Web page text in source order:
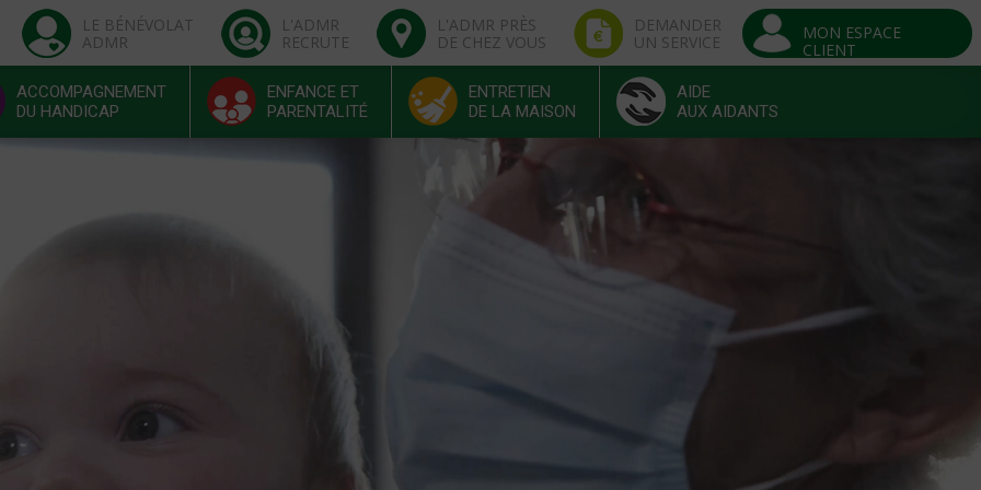
LE BÉNÉVOLAT
ADMR
L'ADMR
RECRUTE
L'ADMR PRÈS
DE CHEZ VOUS
DEMANDER
UN SERVICE
MON ESPACE
CLIENT
ACCOMPAGNEMENT
DU HANDICAP
ENFANCE ET
PARENTALITÉ
ENTRETIEN
DE LA MAISON
AIDE
AUX AIDANTS